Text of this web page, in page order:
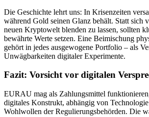
Die Geschichte lehrt uns: In Krisenzeiten
während Gold seinen Glanz behält. Statt sich
neuen Kryptowelt blenden zu lassen, sollten
bewährte Werte setzen. Eine Beimischung
gehört in jedes ausgewogene Portfolio – als
Unwägbarkeiten digitaler Experimente.
Fazit: Vorsicht vor digitalen
EURAU mag als Zahlungsmittel
digitales Konstrukt, abhängig von
Wohlwollen der Regulierungsbehörden. Die